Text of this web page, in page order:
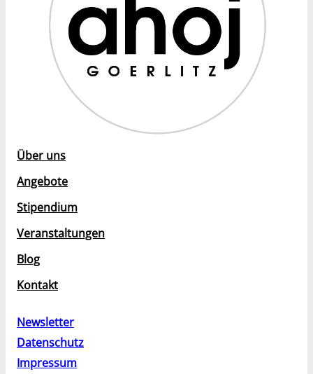
Über uns
Angebote
Stipendium
Veranstaltungen
Blog
Kontakt
Newsletter
Datenschutz
Impressum